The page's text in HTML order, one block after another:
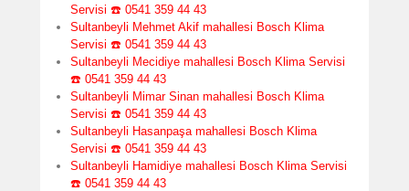
Servisi ☎️ 0541 359 44 43
Sultanbeyli Mehmet Akif mahallesi Bosch Klima
Servisi ☎️ 0541 359 44 43
Sultanbeyli Mecidiye mahallesi Bosch Klima Servisi
☎️ 0541 359 44 43
Sultanbeyli Mimar Sinan mahallesi Bosch Klima
Servisi ☎️ 0541 359 44 43
Sultanbeyli Hasanpaşa mahallesi Bosch Klima
Servisi ☎️ 0541 359 44 43
Sultanbeyli Hamidiye mahallesi Bosch Klima Servisi
☎️ 0541 359 44 43